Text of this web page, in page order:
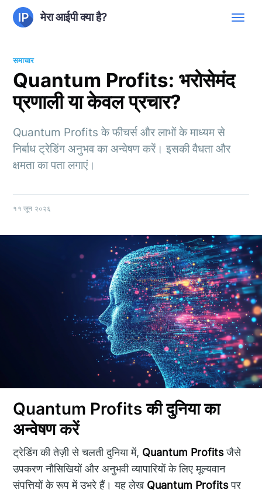
मेरा आईपी क्या है?
समाचार
Quantum Profits: भरोसेमंद
प्रणाली या केवल प्रचार?
Quantum Profits के फीचर्स और लाभों के माध्यम से
निर्बाध ट्रेडिंग अनुभव का अन्वेषण करें। इसकी वैधता और
क्षमता का पता लगाएं।
११ जून २०२६
Quantum Profits की दुनिया का
अन्वेषण करें
ट्रेडिंग की तेज़ी से चलती दुनिया में, Quantum Profitsजैसे
उपकरण नौसिखियों और अनुभवी व्यापारियों के लिए मूल्यवान
संपत्तियों के रूप में उभरे हैं। यह लेख Quantum Profitsपर